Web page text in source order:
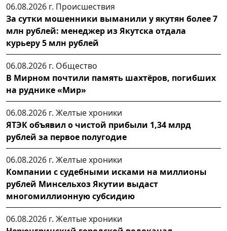
06.08.2026 г. Происшествия
За сутки мошенники выманили у якутян более 7
млн рублей: менеджер из Якутска отдала
курьеру 5 млн рублей
06.08.2026 г. Общество
В Мирном почтили память шахтёров, погибших
на руднике «Мир»
06.08.2026 г. Желтые хроники
ЯТЭК объявил о чистой прибыли 1,34 млрд
рублей за первое полугодие
06.08.2026 г. Желтые хроники
Компании с судебными исками на миллионы
рублей Минсельхоз Якутии выдаст
многомиллионную субсидию
06.08.2026 г. Желтые хроники